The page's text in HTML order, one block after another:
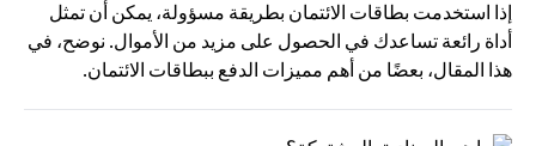
إذا استخدمت بطاقات الائتمان بطريقة مسؤولة، يمكن أن تمثل
أداة رائعة تساعدك في الحصول على مزيد من الأموال. نوضح، في
هذا المقال، بعضًا من أهم مميزات الدفع ببطاقات الائتمان.